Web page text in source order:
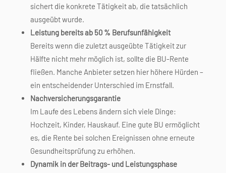
sichert die konkrete Tätigkeit ab, die tatsächlich
ausgeübt wurde.
Leistung bereits ab 50 % Berufsunfähigkeit
Bereits wenn die zuletzt ausgeübte Tätigkeit zur
Hälfte nicht mehr möglich ist, sollte die BU-Rente
fließen. Manche Anbieter setzen hier höhere Hürden –
ein entscheidender Unterschied im Ernstfall.
Nachversicherungsgarantie
Im Laufe des Lebens ändern sich viele Dinge:
Hochzeit, Kinder, Hauskauf. Eine gute BU ermöglicht
es, die Rente bei solchen Ereignissen ohne erneute
Gesundheitsprüfung zu erhöhen.
Dynamik in der Beitrags- und Leistungsphase